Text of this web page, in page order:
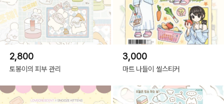
2,800
토봉이의 피부 관리
3,000
마트 나들이 씰스티커